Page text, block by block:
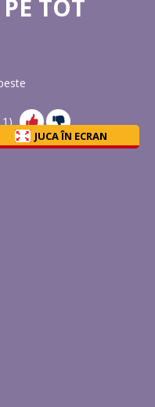
TOT
)
JUCA ÎN ECRAN